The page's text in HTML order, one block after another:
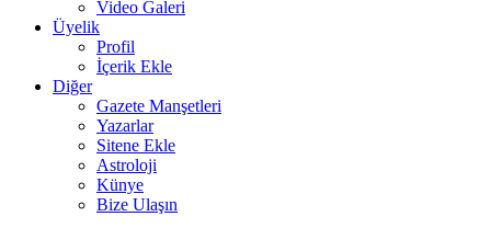
Video Galeri
Üyelik
Profil
İçerik Ekle
Diğer
Gazete Manşetleri
Yazarlar
Sitene Ekle
Astroloji
Künye
Bize Ulaşın